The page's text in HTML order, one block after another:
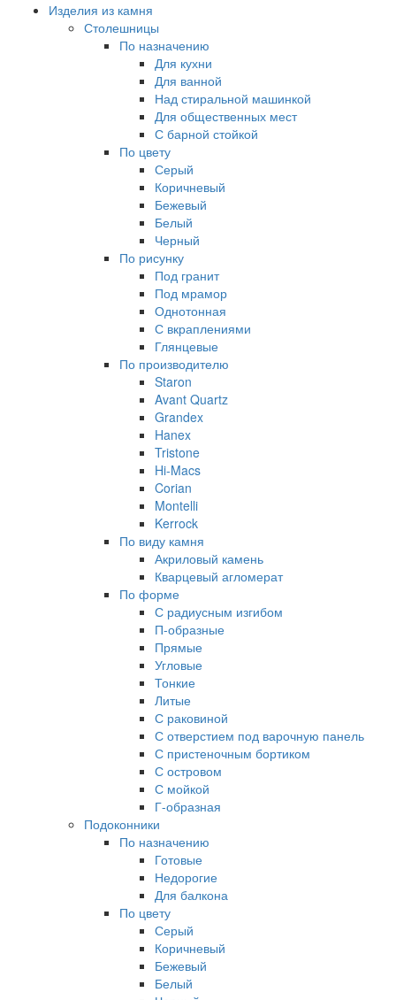
Изделия из камня
Столешницы
По назначению
Для кухни
Для ванной
Над стиральной машинкой
Для общественных мест
С барной стойкой
По цвету
Серый
Коричневый
Бежевый
Белый
Черный
По рисунку
Под гранит
Под мрамор
Однотонная
С вкраплениями
Глянцевые
По производителю
Staron
Avant Quartz
Grandex
Hanex
Tristone
Hi-Macs
Corian
Montelli
Kerrock
По виду камня
Акриловый камень
Кварцевый агломерат
По форме
С радиусным изгибом
П-образные
Прямые
Угловые
Тонкие
Литые
С раковиной
С отверстием под варочную панель
С пристеночным бортиком
С островом
С мойкой
Г-образная
Подоконники
По назначению
Готовые
Недорогие
Для балкона
По цвету
Серый
Коричневый
Бежевый
Белый